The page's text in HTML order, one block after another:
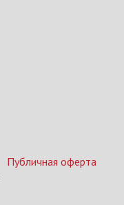
Публичная оферта